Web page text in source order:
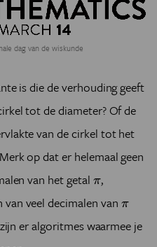
dag van de wiskunde
is die de verhouding geeft
tot de diameter? Of de
van de cirkel tot het
op dat er helemaal geen
van het getal π
π,
veel decimalen van π
π
er algoritmes waarmee je